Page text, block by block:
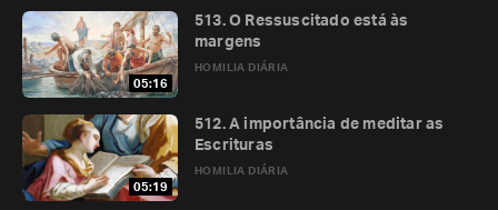
05:16
HOMILIA DIÁRIA
513. O Ressuscitado está às
margens
05:19
HOMILIA DIÁRIA
512. A importância de meditar as
Escrituras